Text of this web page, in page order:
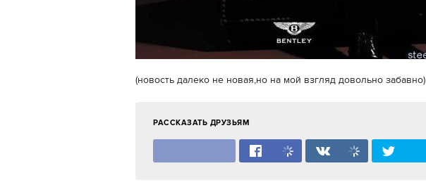
(новость далеко не новая,но на мой взгляд довольно забавно)
РАССКАЗАТЬ ДРУЗЬЯМ